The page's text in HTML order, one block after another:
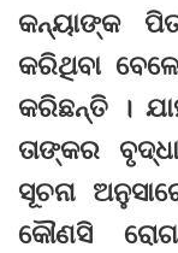
କନ୍ୟାଙ୍କ
କରିଥିବା
କରିଛନ୍ତି ।
ତାଙ୍କର
ସୂଚନା
କୌଣସି